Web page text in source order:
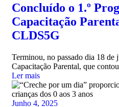
Concluído o 1.º
Capacitação
CLDS5G
Terminou, no passado dia 18 de
Capacitação Parental, que
Ler mais
Junho 4, 2025